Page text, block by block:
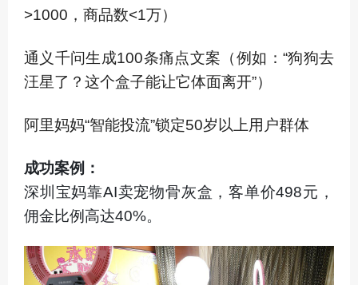
>1000，商品数<1万）
通义千问生成100条痛点文案（例如：“狗狗去
汪星了？这个盒子能让它体面离开”）
阿里妈妈“智能投流”锁定50岁以上用户群体
成功案例：
深圳宝妈靠AI卖宠物骨灰盒，客单价498元，
佣金比例高达40%。